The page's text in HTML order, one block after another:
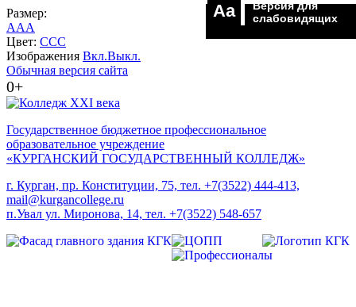
Размер:
AAA
Цвет: CCC
Изображения Вкл.Выкл.
Обычная версия сайта
0+
Aa
Версия для
слабовидящих
Государственное бюджетное профессиональное
образовательное учреждение
«КУРГАНСКИЙ ГОСУДАРСТВЕННЫЙ КОЛЛЕДЖ»
г. Курган, пр. Конституции, 75, тел. +7(3522) 444-413,
mail@kurgancollege.ru
п.Увал ул. Миронова, 14, тел. +7(3522) 548-657